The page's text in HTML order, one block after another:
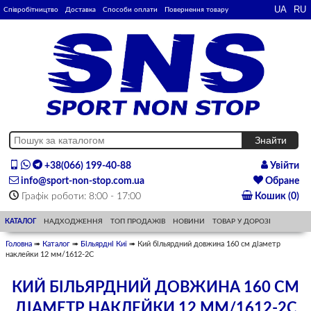
Співробітництво Доставка Способи оплати Повернення товару
+38(066) 199-40-88
info@sport-non-stop.com.ua
Графік роботи: 8:00 - 17:00
Увійти
Обране
Кошик (0)
КАТАЛОГ НАДХОДЖЕННЯ ТОП ПРОДАЖІВ НОВИНИ ТОВАР У ДОРОЗІ
Головна ➠ Каталог ➠ Більярдні Киї ➠ Кий більярдний довжина 160 см діаметр
наклейки 12 мм/1612-2С
КИЙ БІЛЬЯРДНИЙ ДОВЖИНА 160 СМ